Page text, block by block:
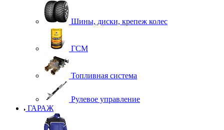
Шины, диски, крепеж колес
ГСМ
Топливная система
Рулевое управление
ГАРАЖ